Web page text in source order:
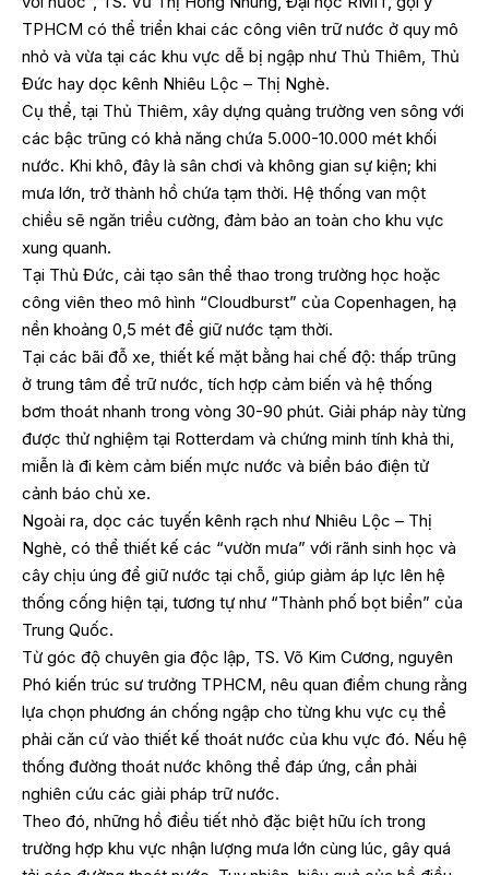
TPHCM có thể triển khai các công viên trữ nước ở quy mô
nhỏ và vừa tại các khu vực dễ bị ngập như Thủ Thiêm, Thủ
Đức hay dọc kênh Nhiêu Lộc – Thị Nghè.
Cụ thể, tại Thủ Thiêm, xây dựng quảng trường ven sông với
các bậc trũng có khả năng chứa 5.000-10.000 mét khối
nước. Khi khô, đây là sân chơi và không gian sự kiện; khi
mưa lớn, trở thành hồ chứa tạm thời. Hệ thống van một
chiều sẽ ngăn triều cường, đảm bảo an toàn cho khu vực
xung quanh.
Tại Thủ Đức, cải tạo sân thể thao trong trường học hoặc
công viên theo mô hình “Cloudburst” của Copenhagen, hạ
nền khoảng 0,5 mét để giữ nước tạm thời.
Tại các bãi đỗ xe, thiết kế mặt bằng hai chế độ: thấp trũng
ở trung tâm để trữ nước, tích hợp cảm biến và hệ thống
bơm thoát nhanh trong vòng 30-90 phút. Giải pháp này từng
được thử nghiệm tại Rotterdam và chứng minh tính khả thi,
miễn là đi kèm cảm biến mực nước và biển báo điện tử
cảnh báo chủ xe.
Ngoài ra, dọc các tuyến kênh rạch như Nhiêu Lộc – Thị
Nghè, có thể thiết kế các “vườn mưa” với rãnh sinh học và
cây chịu úng để giữ nước tại chỗ, giúp giảm áp lực lên hệ
thống cống hiện tại, tương tự như “Thành phố bọt biển” của
Trung Quốc.
Từ góc độ chuyên gia độc lập, TS. Võ Kim Cương, nguyên
Phó kiến trúc sư trưởng TPHCM, nêu quan điểm chung rằng
lựa chọn phương án chống ngập cho từng khu vực cụ thể
phải căn cứ vào thiết kế thoát nước của khu vực đó. Nếu hệ
thống đường thoát nước không thể đáp ứng, cần phải
nghiên cứu các giải pháp trữ nước.
Theo đó, những hồ điều tiết nhỏ đặc biệt hữu ích trong
trường hợp khu vực nhận lượng mưa lớn cùng lúc, gây quá